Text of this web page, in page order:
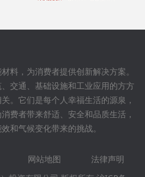
料，为消费者提供创新解决方案。
交通、基础设施和工业应用的方方
。它们是每个人幸福生活的源泉，
费者带来舒适、安全和品质生活，
和气候变化带来的挑战。
网站地图
法律声明